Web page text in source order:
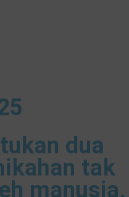
dua
tak
manusia.